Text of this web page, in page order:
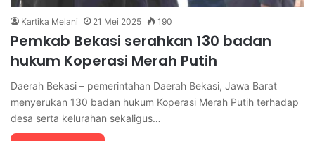
Kartika Melani 21 Mei 2025 190
Pemkab Bekasi serahkan 130 badan
hukum Koperasi Merah Putih
Daerah Bekasi – pemerintahan Daerah Bekasi, Jawa Barat
menyerukan 130 badan hukum Koperasi Merah Putih terhadap
desa serta kelurahan sekaligus…